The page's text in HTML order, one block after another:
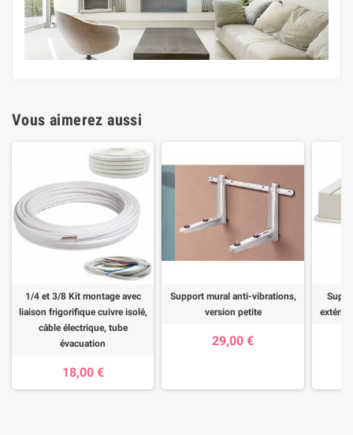
Vous aimerez aussi
1/4 et 3/8 Kit montage avec
liaison frigorifique cuivre isolé,
câble électrique, tube
évacuation
18,00 €
Support mural anti-vibrations,
version petite
29,00 €